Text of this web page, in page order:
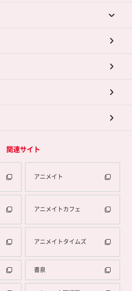
関連サイト
アニメイト
アニメイトカフェ
アニメイトタイムズ
書泉